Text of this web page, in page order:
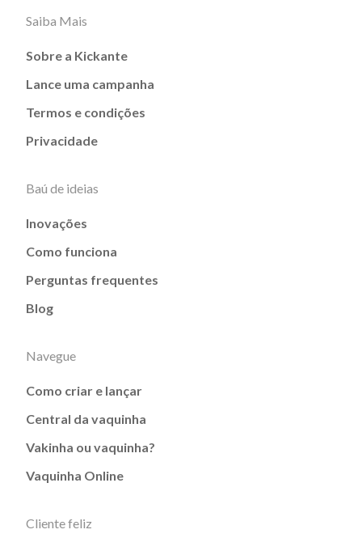
Saiba Mais
Sobre a Kickante
Lance uma campanha
Termos e condições
Privacidade
Baú de ideias
Inovações
Como funciona
Perguntas frequentes
Blog
Navegue
Como criar e lançar
Central da vaquinha
Vakinha ou vaquinha?
Vaquinha Online
Cliente feliz